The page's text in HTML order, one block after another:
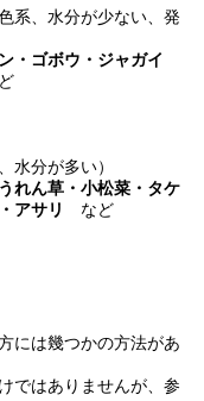
系、水分が少ない、発
・ゴボウ・ジャガイ
水分が多い）
れん草・小松菜・タケ
アサリ
など
には幾つかの方法があ
ではありませんが、参